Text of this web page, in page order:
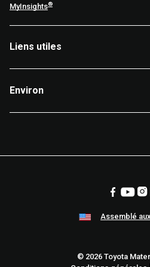
MyInsights®
Liens utiles
Environ
Assemblé
© 2026 Toyota